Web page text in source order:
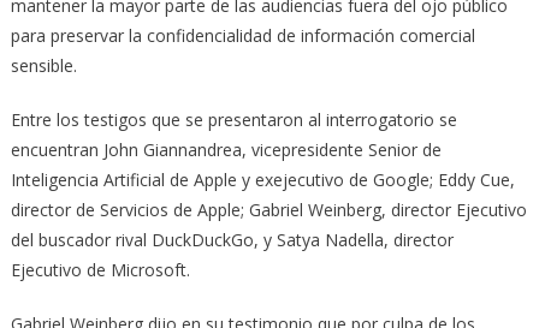
mantener la mayor parte de las audiencias fuera del ojo público
para preservar la confidencialidad de información comercial
sensible.
Entre los testigos que se presentaron al interrogatorio se
encuentran John Giannandrea, vicepresidente Senior de
Inteligencia Artificial de Apple y exejecutivo de Google; Eddy Cue,
director de Servicios de Apple; Gabriel Weinberg, director Ejecutivo
del buscador rival DuckDuckGo, y Satya Nadella, director
Ejecutivo de Microsoft.
Gabriel Weinberg dijo en su testimonio que por culpa de los